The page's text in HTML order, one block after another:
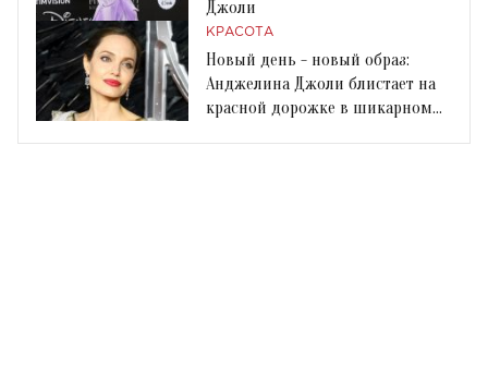
Джоли
КРАСОТА
Новый день - новый образ:
Анджелина Джоли блистает на
красной дорожке в шикарном